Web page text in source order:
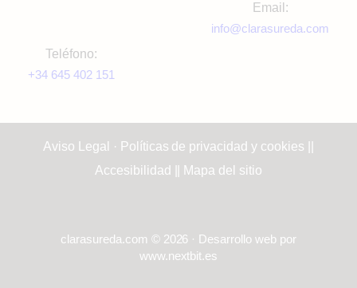
Email:
info@clarasureda.com
Teléfono:
+34 645 402 151
Aviso Legal · Políticas de privacidad y cookies
Accesibilidad
Mapa del sitio
clarasureda.com © 2026 · Desarrollo web por
www.nextbit.es